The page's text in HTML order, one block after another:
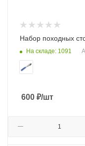
Набор походных
На складе: 1091
600 ₽/шт